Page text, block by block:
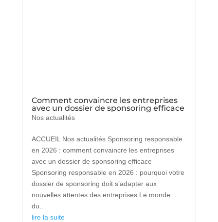
Comment convaincre les entreprises
avec un dossier de sponsoring efficace
Nos actualités
ACCUEIL Nos actualités Sponsoring responsable
en 2026 : comment convaincre les entreprises
avec un dossier de sponsoring efficace
Sponsoring responsable en 2026 : pourquoi votre
dossier de sponsoring doit s’adapter aux
nouvelles attentes des entreprises Le monde
du…
lire la suite